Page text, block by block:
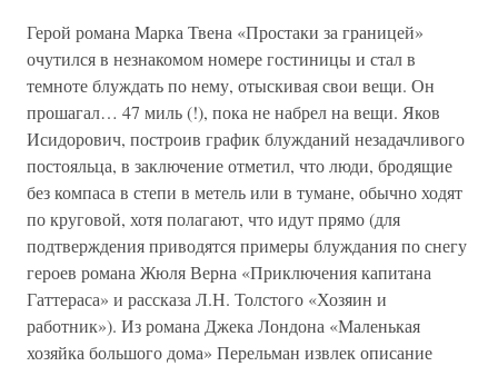
Герой романа Марка Твена «Простаки за границей»
очутился в незнакомом номере гостиницы и стал в
темноте блуждать по нему, отыскивая свои вещи. Он
прошагал… 47 миль (!), пока не набрел на вещи. Яков
Исидорович, построив график блужданий незадачливого
постояльца, в заключение отметил, что люди, бродящие
без компаса в степи в метель или в тумане, обычно ходят
по круговой, хотя полагают, что идут прямо (для
подтверждения приводятся примеры блуждания по снегу
героев романа Жюля Верна «Приключения капитана
Гаттераса» и рассказа Л.Н. Толстого «Хозяин и
работник»). Из романа Джека Лондона «Маленькая
хозяйка большого дома» Перельман извлек описание